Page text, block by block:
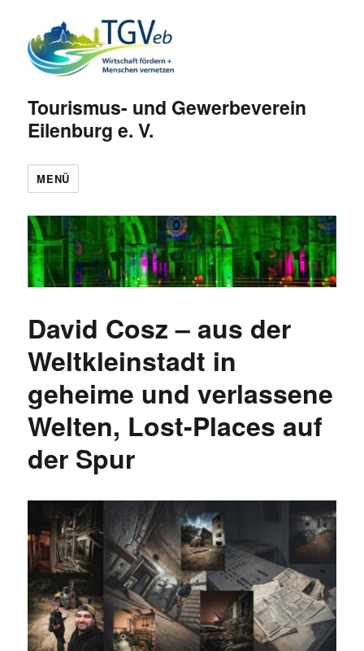
Tourismus- und Gewerbeverein
Eilenburg e. V.
MENÜ
David Cosz – aus der
Weltkleinstadt in
geheime und verlassene
Welten, Lost-Places auf
der Spur